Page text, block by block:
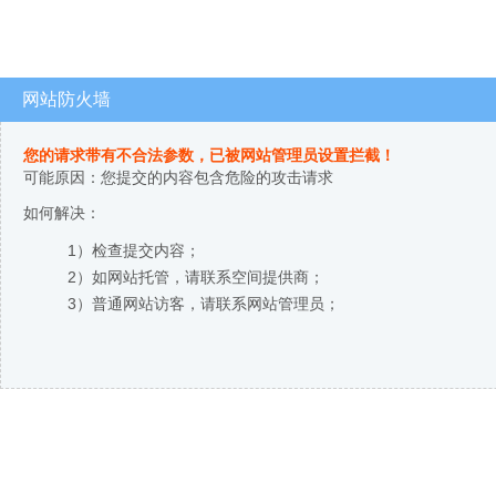
网站防火墙
您的请求带有不合法参数，已被网站管理员设置拦截！
可能原因：您提交的内容包含危险的攻击请求
如何解决：
1）检查提交内容；
2）如网站托管，请联系空间提供商；
3）普通网站访客，请联系网站管理员；